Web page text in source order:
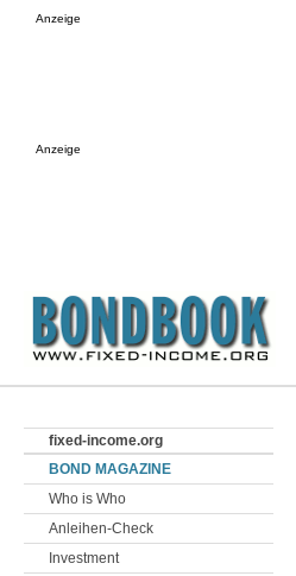
Anzeige
Anzeige
fixed-income.org
BOND MAGAZINE
Who is Who
Anleihen-Check
Investment